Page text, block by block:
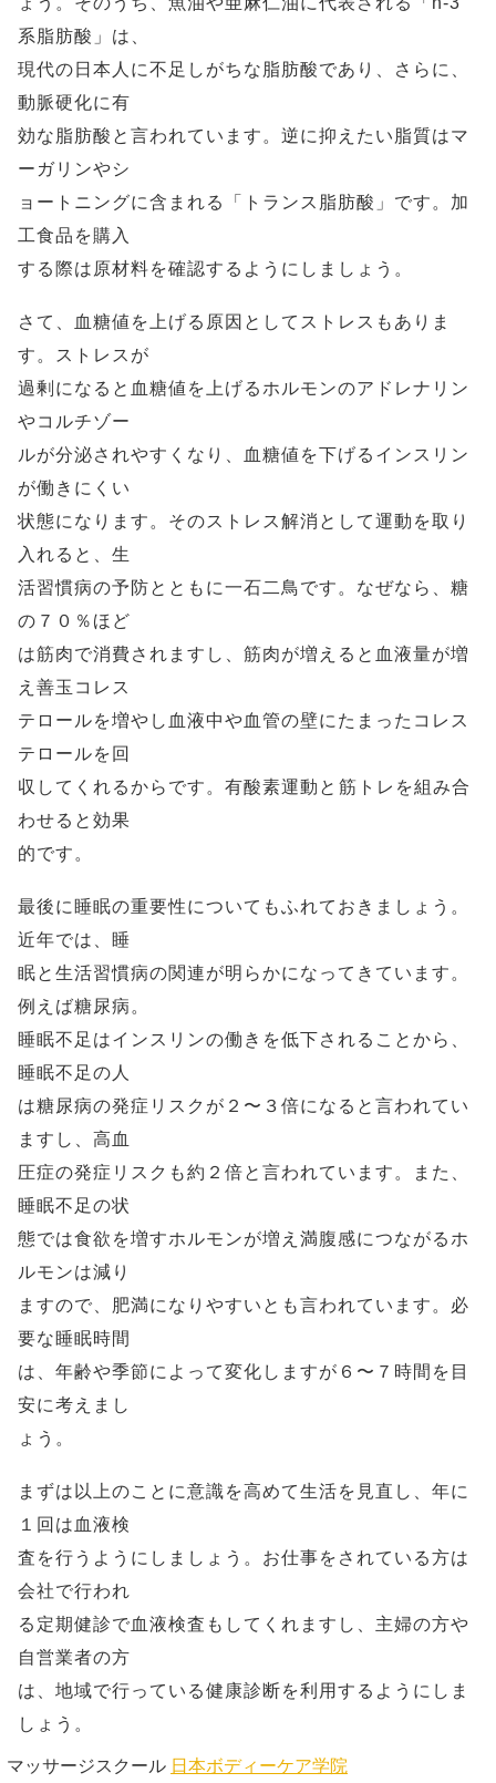
系脂肪酸」は、
現代の日本人に不足しがちな脂肪酸であり、さらに、
動脈硬化に有
効な脂肪酸と言われています。逆に抑えたい脂質はマ
ーガリンやシ
ョートニングに含まれる「トランス脂肪酸」です。加
工食品を購入
する際は原材料を確認するようにしましょう。
さて、血糖値を上げる原因としてストレスもありま
す。ストレスが
過剰になると血糖値を上げるホルモンのアドレナリン
やコルチゾー
ルが分泌されやすくなり、血糖値を下げるインスリン
が働きにくい
状態になります。そのストレス解消として運動を取り
入れると、生
活習慣病の予防とともに一石二鳥です。なぜなら、糖
の７０％ほど
は筋肉で消費されますし、筋肉が増えると血液量が増
え善玉コレス
テロールを増やし血液中や血管の壁にたまったコレス
テロールを回
収してくれるからです。有酸素運動と筋トレを組み合
わせると効果
的です。
最後に睡眠の重要性についてもふれておきましょう。
近年では、睡
眠と生活習慣病の関連が明らかになってきています。
例えば糖尿病。
睡眠不足はインスリンの働きを低下されることから、
睡眠不足の人
は糖尿病の発症リスクが２〜３倍になると言われてい
ますし、高血
圧症の発症リスクも約２倍と言われています。また、
睡眠不足の状
態では食欲を増すホルモンが増え満腹感につながるホ
ルモンは減り
ますので、肥満になりやすいとも言われています。必
要な睡眠時間
は、年齢や季節によって変化しますが６〜７時間を目
安に考えまし
ょう。
まずは以上のことに意識を高めて生活を見直し、年に
１回は血液検
査を行うようにしましょう。お仕事をされている方は
会社で行われ
る定期健診で血液検査もしてくれますし、主婦の方や
自営業者の方
は、地域で行っている健康診断を利用するようにしま
しょう。
マッサージスクール 日本ボディーケア学院